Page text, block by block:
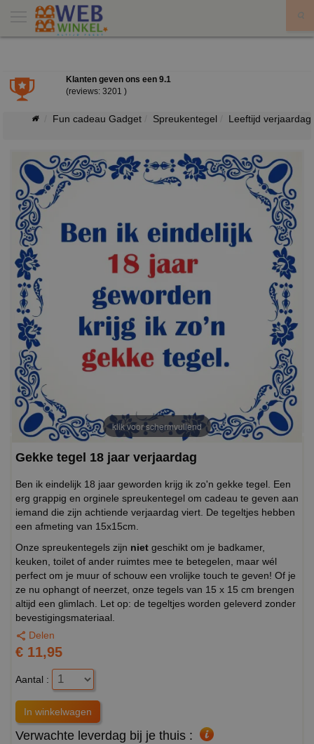
Klanten geven ons een 9.1
(reviews: 3201 )
Fun cadeau Gadget Spreukentegel Leeftijd verjaardag
klik voor schermvullend
Gekke tegel 18 jaar verjaardag
Ben ik eindelijk 18 jaar geworden krijg ik zo'n gekke tegel. Een
erg grappig en orginele spreukentegel om cadeau te geven aan
iemand die zijn achtiende verjaardag viert. De tegeltjes hebben
een afmeting van 15x15cm.
Onze spreukentegels zijn niet geschikt om je badkamer,
keuken, toilet of ander ruimtes mee te betegelen, maar wél
perfect om je muur of schouw een vrolijke touch te geven! Of je
ze nu ophangt of neerzet, onze tegels van 15 x 15 cm brengen
altijd een glimlach. Let op: de tegeltjes worden geleverd zonder
bevestigingsmateriaal.
Delen
€ 11,95
Aantal :
Verwachte leverdag bij je thuis :